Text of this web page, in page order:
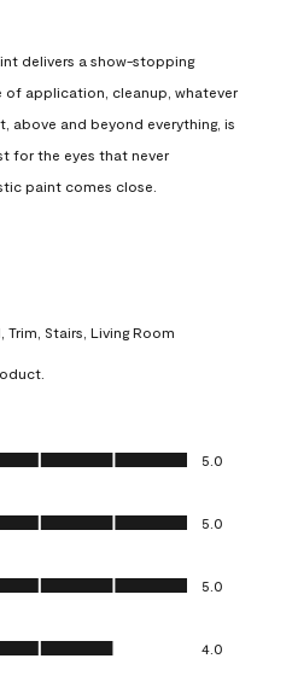
delivers a show-stopping
of application, cleanup, whatever
above and beyond everything, is
for the eyes that never
paint comes close.
Trim, Stairs, Living Room
of 5
5.0
of 5
5.0
5
5.0
of 5
4.0